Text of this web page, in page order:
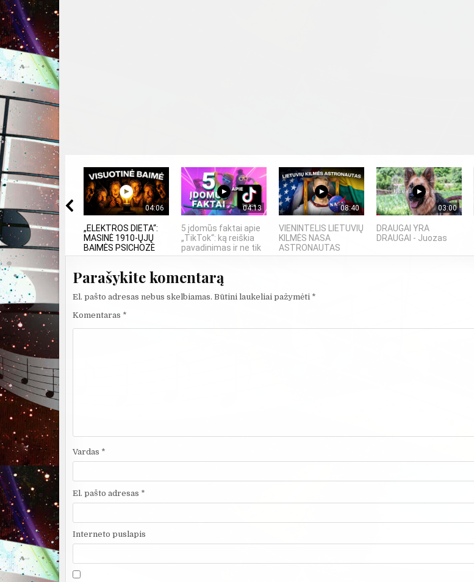
04:06
„ELEKTROS DIETA“:
MASINĖ 1910-ŲJŲ
BAIMĖS PSICHOZĖ
04:13
5 įdomūs faktai apie
„TikTok“: ką reiškia
pavadinimas ir ne tik
08:40
VIENINTELIS LIETUVIŲ
KILMĖS NASA
ASTRONAUTAS
03:00
DRAUGAI YRA
DRAUGAI - Juozas
Parašykite komentarą
El. pašto adresas nebus skelbiamas. Būtini laukeliai pažymėti *
Komentaras *
Vardas *
El. pašto adresas *
Interneto puslapis